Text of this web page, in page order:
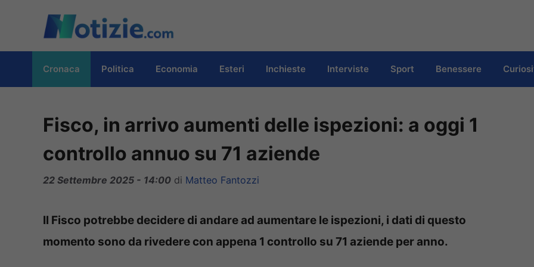
contenuto
Cronaca Politica Economia Esteri Inchieste Interviste Sport Benessere
Fisco, in arrivo aumenti delle ispezioni: a oggi 1
controllo annuo su 71 aziende
22 Settembre 2025 - 14:00 di Matteo Fantozzi
Il Fisco potrebbe decidere di andare ad aumentare le ispezioni, i dati di questo
momento sono da rivedere con appena 1 controllo su 71 aziende per anno.